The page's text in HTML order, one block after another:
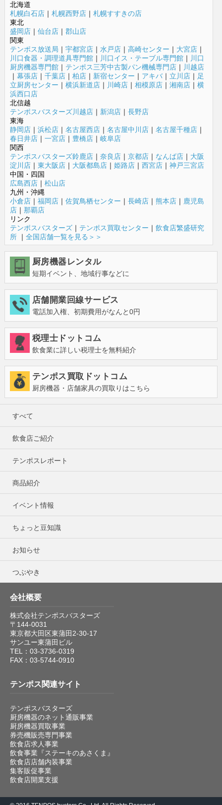
北海道
札幌白石店｜ 札幌西野店｜ 札幌すすきの店
東北
盛岡店｜ 仙台店｜ 郡山店
関東
テンポス放送局 ｜ 宇都宮店｜ 水戸店｜ 高崎センター ｜ 大宮店｜
川口食器・調理道具専門館｜ 川口イス・テーブル専門館｜ 川口
厨房機器専門館｜ テンポス三芳中古製パン機械専門店｜ 川越店
｜ 幕張店｜ 千葉店｜ 柏店｜ 新宿センター ｜ アキバ｜ 立川店｜ 足
立厨房センター ｜ 横浜新道店｜ 川崎店｜ 相模原店｜ 湘南店｜ 横
浜西口店
北信越
テンポスバスターズ川越店｜ 新潟店｜ 長野店
東海
静岡店｜ 浜松店｜ 名古屋西店｜ 名古屋中川店｜ 名古屋千種店｜
春日井店｜ 一宮店｜ 豊橋店｜ 岐阜店
関西
テンポスバスターズ鈴鹿店｜ 奈良店｜ 京都店｜ なんば店｜ 大阪
淀川店｜ 東大阪店｜ 大阪都島店｜ 姫路店｜ 西宮店｜ 神戸三宮店
中国・四国
広島西店｜ 松山店
九州・沖縄
小倉店｜ 福岡店｜ 佐賀鳥栖センター ｜ 長崎店｜ 熊本店｜ 鹿児島
店｜ 那覇店
リンク
テンポスバスターズ｜ テンポス買取センター ｜ 飲食店繁盛研究
所｜ 全国店舗一覧を見る＞＞
厨房機器レンタル
短期イベント、地域行事などに
店舗開業回線サービス
電話加入権、初期費用がなんと0円
税理士ドットコム
飲食業に詳しい税理士を無料紹介
テンポス買取ドットコム
厨房機器・店舗家具の買取りはこちら
すべて
飲食店ご紹介
テンポスレポート
商品紹介
イベント情報
ちょっと豆知識
お知らせ
つぶやき
会社概要
株式会社テンポスバスターズ
〒144-0031
東京都大田区東蒲田2-30-17
サンユー東蒲田ビル
TEL：03-3736-0319
FAX：03-5744-0910
テンポス関連サイト
テンポスバスターズ
厨房機器のネット通販事業
厨房機器買取事業
券売機販売専門事業
飲食店求人事業
飲食事業『ステーキのあさくま』
飲食店店舗内装事業
集客販促事業
飲食店開業支援